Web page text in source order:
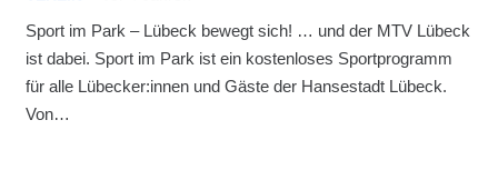
Sport im Park – Lübeck bewegt sich! … und der MTV Lübeck
ist dabei. Sport im Park ist ein kostenloses Sportprogramm
für alle Lübecker:innen und Gäste der Hansestadt Lübeck.
Von…